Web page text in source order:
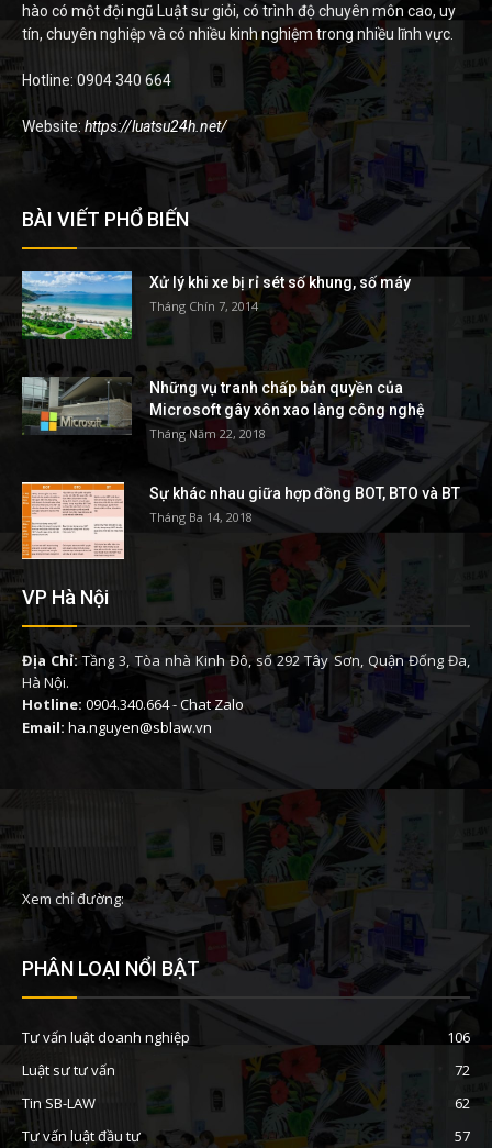
hào có một đội ngũ Luật sư giỏi, có trình độ chuyên môn cao, uy
tín, chuyên nghiệp và có nhiều kinh nghiệm trong nhiều lĩnh vực.
Hotline: 0904 340 664
Website: https://luatsu24h.net/
BÀI VIẾT PHỔ BIẾN
Xử lý khi xe bị rỉ sét số khung, số máy
Tháng Chín 7, 2014
Những vụ tranh chấp bản quyền của
Microsoft gây xôn xao làng công nghệ
Tháng Năm 22, 2018
Sự khác nhau giữa hợp đồng BOT, BTO và BT
Tháng Ba 14, 2018
VP Hà Nội
Địa Chỉ: Tầng 3, Tòa nhà Kinh Đô, số 292 Tây Sơn, Quận Đống Đa,
Hà Nội.
Hotline: 0904.340.664-Chat Zalo
Email: ha.nguyen@sblaw.vn
Xem chỉ đường:
PHÂN LOẠI NỔI BẬT
Tư vấn luật doanh nghiệp
106
Luật sư tư vấn
72
Tin SB-LAW
62
Tư vấn luật đầu tư
57